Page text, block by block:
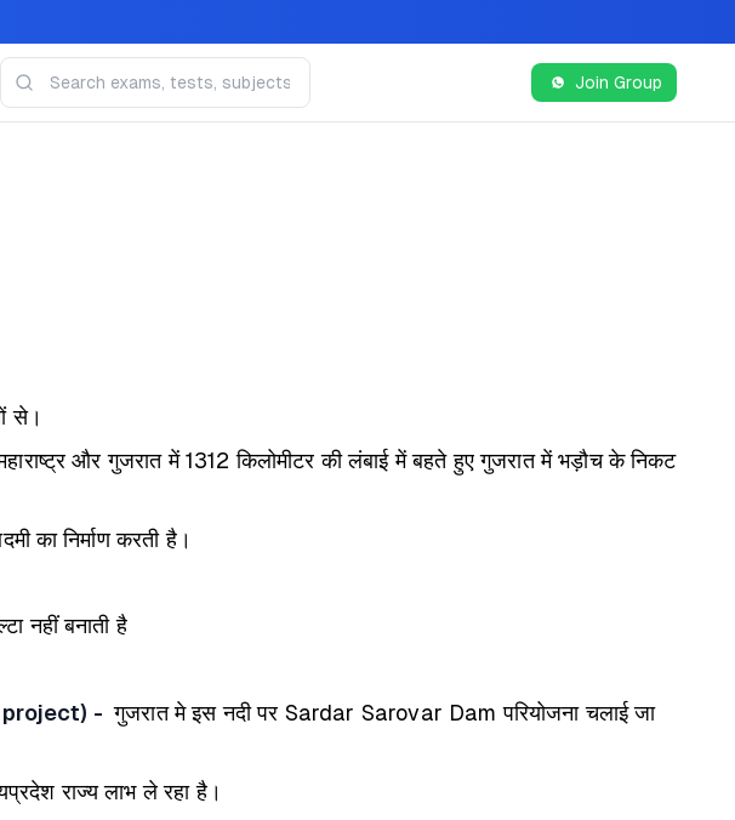
Join Group
से।
और गुजरात में 1312 किलोमीटर की लंबाई में बहते हुए गुजरात में भड़ौच के निकट
का निर्माण करती है।
नहीं बनाती है
project) - गुजरात मे इस नदी पर Sardar Sarovar Dam परियोजना चलाई जा
राज्य लाभ ले रहा है।